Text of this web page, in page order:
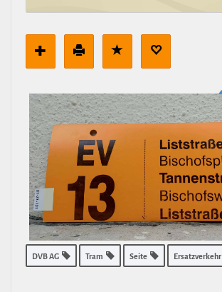
DVB AG Tram Seite Ersatzverkehr